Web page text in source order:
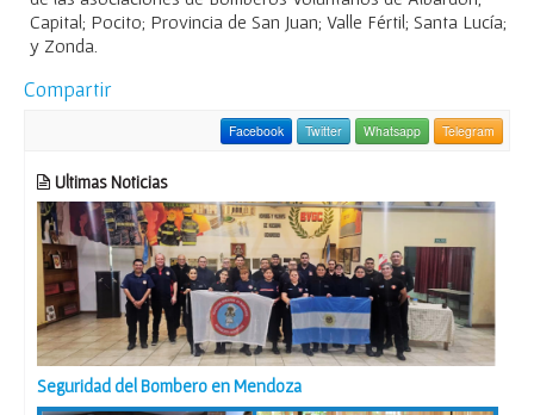
Capital; Pocito; Provincia de San Juan; Valle Fértil; Santa Lucía;
y Zonda.
Compartir
Facebook Twitter Whatsapp Telegram
Ultimas Noticias
Seguridad del Bombero en Mendoza